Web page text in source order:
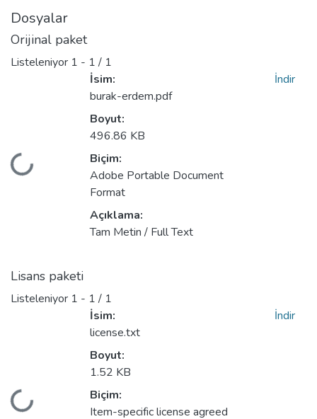
Dosyalar
Orijinal paket
Listeleniyor 1 - 1 / 1
Yükleniyor...
İsim:
burak-erdem.pdf
Boyut:
496.86 KB
Biçim:
Adobe Portable Document
Format
Açıklama:
Tam Metin / Full Text
İndir
Lisans paketi
Listeleniyor 1 - 1 / 1
İsim:
license.txt
Boyut:
1.52 KB
Biçim:
Item-specific license agreed
İndir